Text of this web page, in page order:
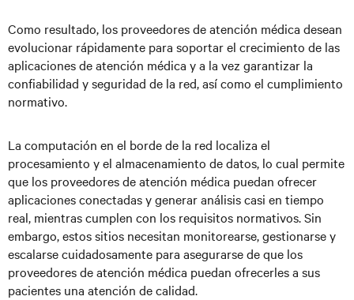
Como resultado, los proveedores de atención médica desean
evolucionar rápidamente para soportar el crecimiento de las
aplicaciones de atención médica y a la vez garantizar la
confiabilidad y seguridad de la red, así como el cumplimiento
normativo.
La computación en el borde de la red localiza el
procesamiento y el almacenamiento de datos, lo cual permite
que los proveedores de atención médica puedan ofrecer
aplicaciones conectadas y generar análisis casi en tiempo
real, mientras cumplen con los requisitos normativos. Sin
embargo, estos sitios necesitan monitorearse, gestionarse y
escalarse cuidadosamente para asegurarse de que los
proveedores de atención médica puedan ofrecerles a sus
pacientes una atención de calidad.